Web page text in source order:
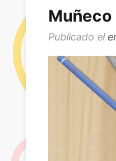
Muñeco
Publicado el